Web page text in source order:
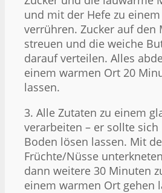
und mit der Hefe zu
verrühren. Zucker auf den
streuen und die weiche
darauf verteilen. Alles
einem warmen Ort 20
lassen.
3. Alle Zutaten zu einem
verarbeiten – er sollte
Boden lösen lassen. Mit
Früchte/Nüsse
dann weitere 30 Minuten
einem warmen Ort gehen